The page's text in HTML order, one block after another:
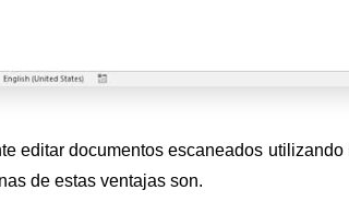
editar documentos escaneados
de estas ventajas son.